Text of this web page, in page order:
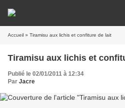
Accueil » Tiramisu aux lichis et confiture de lait
Tiramisu aux lichis et
Publié le 02/01/2011 à 12:34
Par Jacre